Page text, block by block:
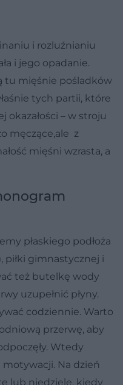
i rozluźnianiu
i jego opadanie.
tu mięśnie pośladków
tych partii, które
okazałości – w stroju
męczące,ale z
mięśni wzrasta, a
płaskiego podłoża
piłki gimnastycznej i
też butelkę wody
uzupełnić płyny.
codziennie. Warto
przerwę, aby
Wtedy
motywacji. Na dzień
lub niedzielę, kiedy